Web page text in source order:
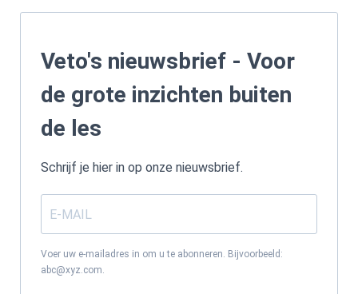
Veto's nieuwsbrief - Voor
de grote inzichten buiten
de les
Schrijf je hier in op onze nieuwsbrief.
Voer uw e-mailadres in om u te abonneren. Bijvoorbeeld:
abc@xyz.com.